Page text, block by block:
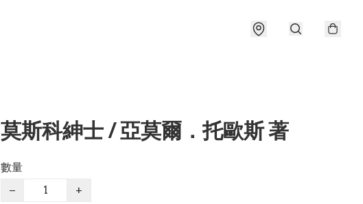
莫斯科紳士 / 亞莫爾．托歐斯 著
數量
−
+